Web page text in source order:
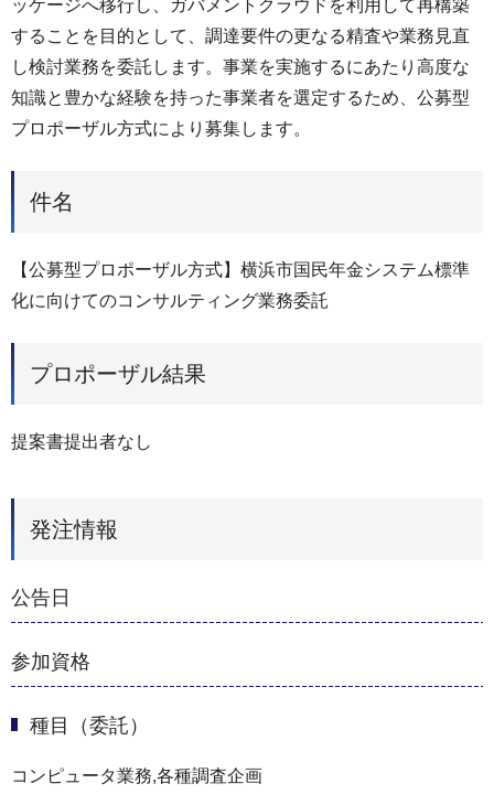
ッケージへ移行し、ガバメントクラウドを利用して再構築
することを目的として、調達要件の更なる精査や業務見直
し検討業務を委託します。事業を実施するにあたり高度な
知識と豊かな経験を持った事業者を選定するため、公募型
プロポーザル方式により募集します。
件名
【公募型プロポーザル方式】横浜市国民年金システム標準
化に向けてのコンサルティング業務委託
プロポーザル結果
提案書提出者なし
発注情報
公告日
参加資格
種目（委託）
コンピュータ業務,各種調査企画